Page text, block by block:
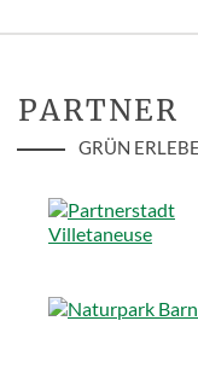
PARTNER
GRÜN